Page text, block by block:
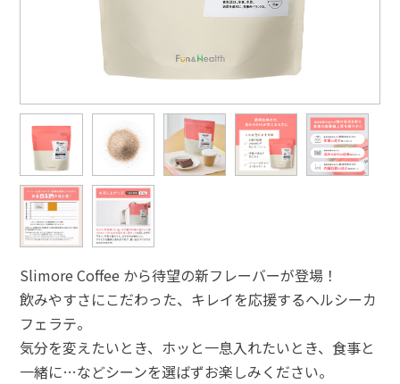
Slimore Coffee から待望の新フレーバーが登場！
飲みやすさにこだわった、キレイを応援するヘルシーカ
フェラテ。
気分を変えたいとき、ホッと一息入れたいとき、食事と
一緒に…などシーンを選ばずお楽しみください。